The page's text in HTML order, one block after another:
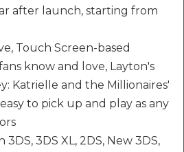
after launch, starting from
Touch Screen-based
know and love, Layton's
Katrielle and the Millionaires'
easy to pick up and play as any
3DS XL, 2DS, New 3DS,